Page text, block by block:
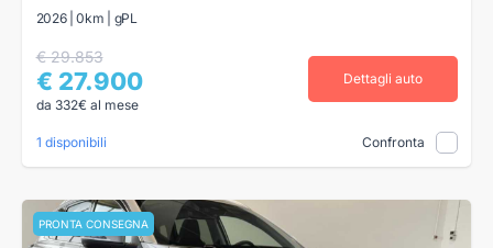
2026 | 0km | gPL
€ 29.853
€ 27.900
da 332€ al mese
Dettagli auto
1 disponibili Confronta
PRONTA CONSEGNA